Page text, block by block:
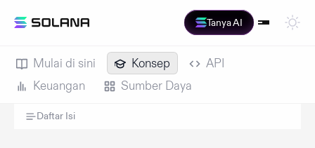
Tanya AI
Mulai di sini Konsep
API
Keuangan
Sumber Daya
Daftar Isi